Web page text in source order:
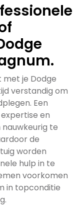
je Dodge
verstandig om
Een
en
te
de
worden
hulp in te
voorkomen
in topconditie